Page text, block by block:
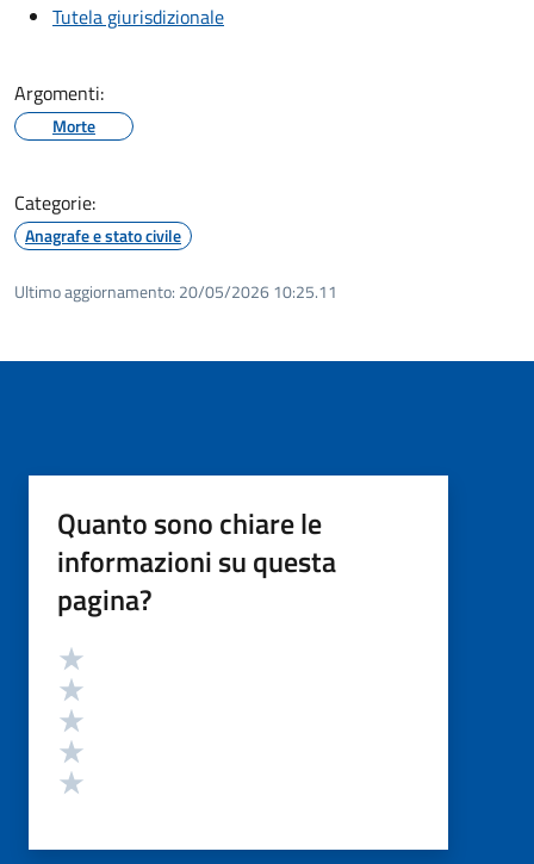
Tutela giurisdizionale
Argomenti:
Morte
Categorie:
Anagrafe e stato civile
Ultimo aggiornamento: 20/05/2026 10:25.11
Quanto sono chiare le
informazioni su questa
pagina?
Valutazione